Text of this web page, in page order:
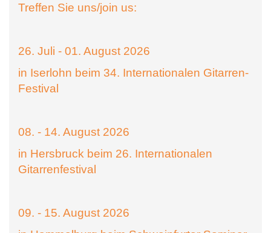
Treffen Sie uns/join us:
26. Juli - 01. August 2026
in Iserlohn beim 34. Internationalen Gitarren-
Festival
08. - 14. August 2026
in Hersbruck beim 26. Internationalen
Gitarrenfestival
09. - 15. August 2026